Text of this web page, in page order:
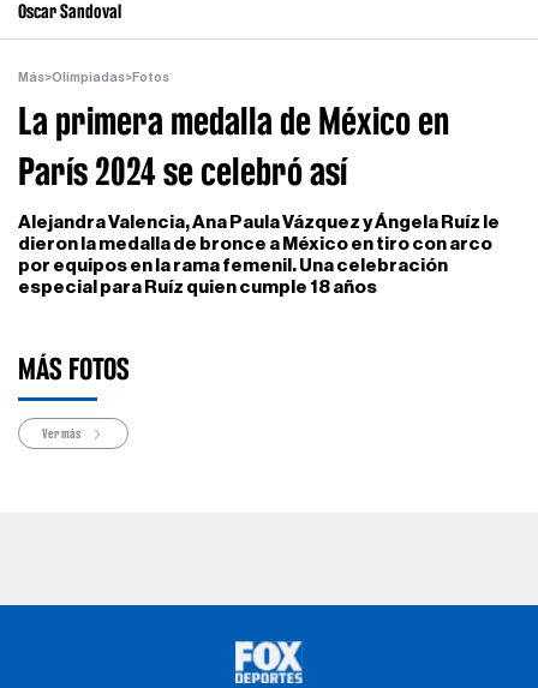
Oscar Sandoval
Más>Olimpiadas>Fotos
La primera medalla de México en
París 2024 se celebró así
Alejandra Valencia, Ana Paula Vázquez y Ángela Ruíz le
dieron la medalla de bronce a México en tiro con arco
por equipos en la rama femenil. Una celebración
especial para Ruíz quien cumple 18 años
MÁS FOTOS
Ver más